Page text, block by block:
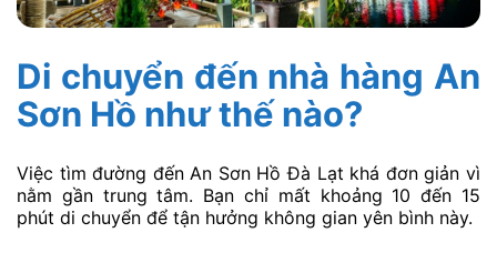
Di chuyển đến nhà hàng An
Sơn Hồ như thế nào?
Việc tìm đường đến An Sơn Hồ Đà Lạt khá đơn giản vì
nằm gần trung tâm. Bạn chỉ mất khoảng 10 đến 15
phút di chuyển để tận hưởng không gian yên bình này.